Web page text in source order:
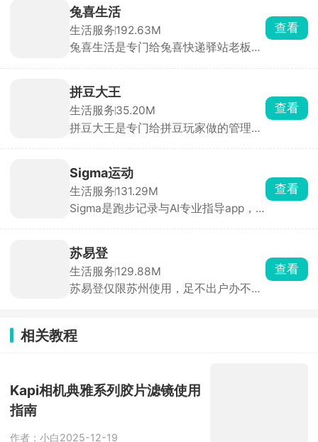
实体卡、排队充值。需要先选对应学校
实名绑定才能用，充值走微信支付宝，
每一笔花销都能查账单。不少高校澡堂
和食堂都在用，是住校刚需工具。
兔喜生活
生活服务192.63M
兔喜生活是专门给兔喜快递驿站老板、
入包裹，系统自动生成取件码，还能批
量发短信通知顾客取件，取件时扫一下
就能完成出库，遇到错件、拒收、滞留
件可以统一标记处理，后台能看清每日
查看
拼豆大王
生活服务35.20M
拼豆大王是专门给拼豆玩家做的管理工
图纸，系统自动换算对应色号和豆子颗
数，对照手里库存就能知道能不能直接
开工、缺哪些颜色要补货，还能收纳图
纸、存档手作成品，长期做拼豆、接拼
查看
Sigma运动
生活服务131.29M
Sigma是跑步记录与AI专业指导app，
数据拆解问题，给出热身、呼吸节奏、
训练计划建议。支持苹果健康、Apple
Watch、佳明等平台数据一键迁移，打
开即跑。
查看
苏易登
生活服务129.88M
苏易登仅限苏州使用，足不出户办不动
备案、二手房过户、预告登记、遗失补
证都能线上提交申请、在线缴费。全天
查看
相关教程
Kapi相机典雅系列胶片滤镜使用
指南
作者：小白2025-12-19